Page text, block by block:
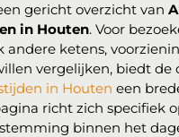
gericht overzicht van
in Houten. Voor
andere ketens,
vergelijken, biedt de
in Houten een
richt zich specifiek
binnen het